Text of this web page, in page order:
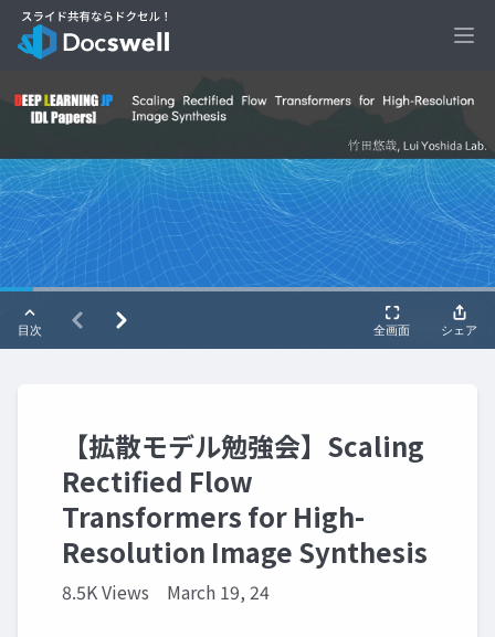
【拡散モデル勉強会】Scaling
Rectified Flow
Transformers for High-
Resolution Image Synthesis
8.5K Views March 19, 24